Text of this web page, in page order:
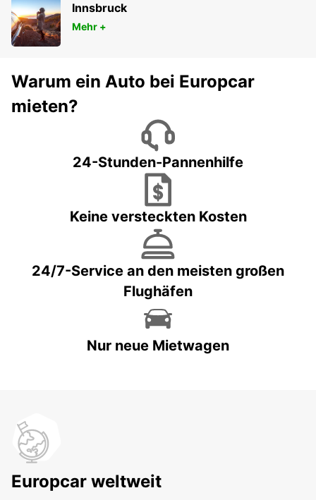
Innsbruck
Mehr +
Warum ein Auto bei Europcar
mieten?
24-Stunden-Pannenhilfe
Keine versteckten Kosten
24/7-Service an den meisten großen
Flughäfen
Nur neue Mietwagen
Europcar weltweit